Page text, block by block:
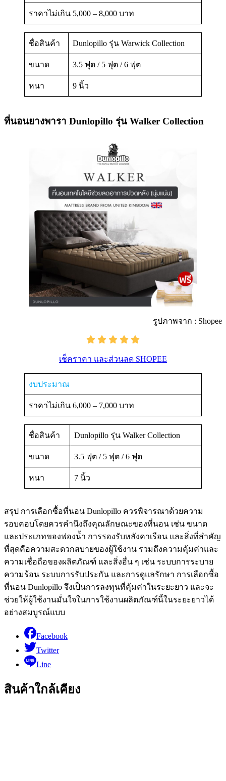
ราคาไม่เกิน 5,000 – 8,000 บาท
ชื่อสินค้า Dunlopillo รุ่น Warwick Collection
ขนาด 3.5 ฟุต / 5 ฟุต / 6 ฟุต
หนา 9 นิ้ว
ที่นอนยางพารา Dunlopillo รุ่น Walker Collection
รูปภาพจาก : Shopee
เช็คราคา และส่วนลด SHOPEE
งบประมาณ
ราคาไม่เกิน 6,000 – 7,000 บาท
ชื่อสินค้า Dunlopillo รุ่น Walker Collection
ขนาด 3.5 ฟุต / 5 ฟุต / 6 ฟุต
หนา 7 นิ้ว
สรุป การเลือกซื้อที่นอน Dunlopillo ควรพิจารณาด้วยความ
รอบคอบโดยควรคำนึงถึงคุณลักษณะของที่นอน เช่น ขนาด
และประเภทของฟองน้ำ การรองรับหลังคาเรือน และสิ่งที่สำคัญ
ที่สุดคือความสะดวกสบายของผู้ใช้งาน รวมถึงความคุ้มค่าและ
ความเชื่อถือของผลิตภัณฑ์ และสิ่งอื่น ๆ เช่น ระบบการระบาย
ความร้อน ระบบการรับประกัน และการดูแลรักษา การเลือกซื้อ
ที่นอน Dunlopillo จึงเป็นการลงทุนที่คุ้มค่าในระยะยาว และจะ
ช่วยให้ผู้ใช้งานมั่นใจในการใช้งานผลิตภัณฑ์นี้ในระยะยาวได้
อย่างสมบูรณ์แบบ
Facebook
Twitter
Line
สินค้าใกล้เคียง